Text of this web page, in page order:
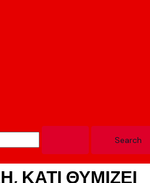
ΚΑΤΙ ΘΥΜΙΖΕΙ